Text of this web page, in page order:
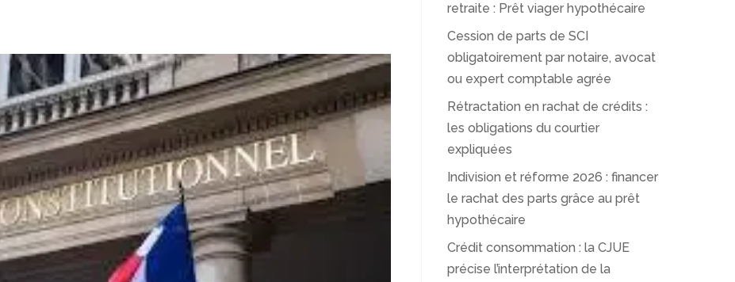
retraite : Prêt viager hypothécaire
Cession de parts de SCI
obligatoirement par notaire, avocat
ou expert comptable agrée
Rétractation en rachat de crédits :
les obligations du courtier
expliquées
Indivision et réforme 2026 : financer
le rachat des parts grâce au prêt
hypothécaire
Crédit consommation : la CJUE
précise l’interprétation de la